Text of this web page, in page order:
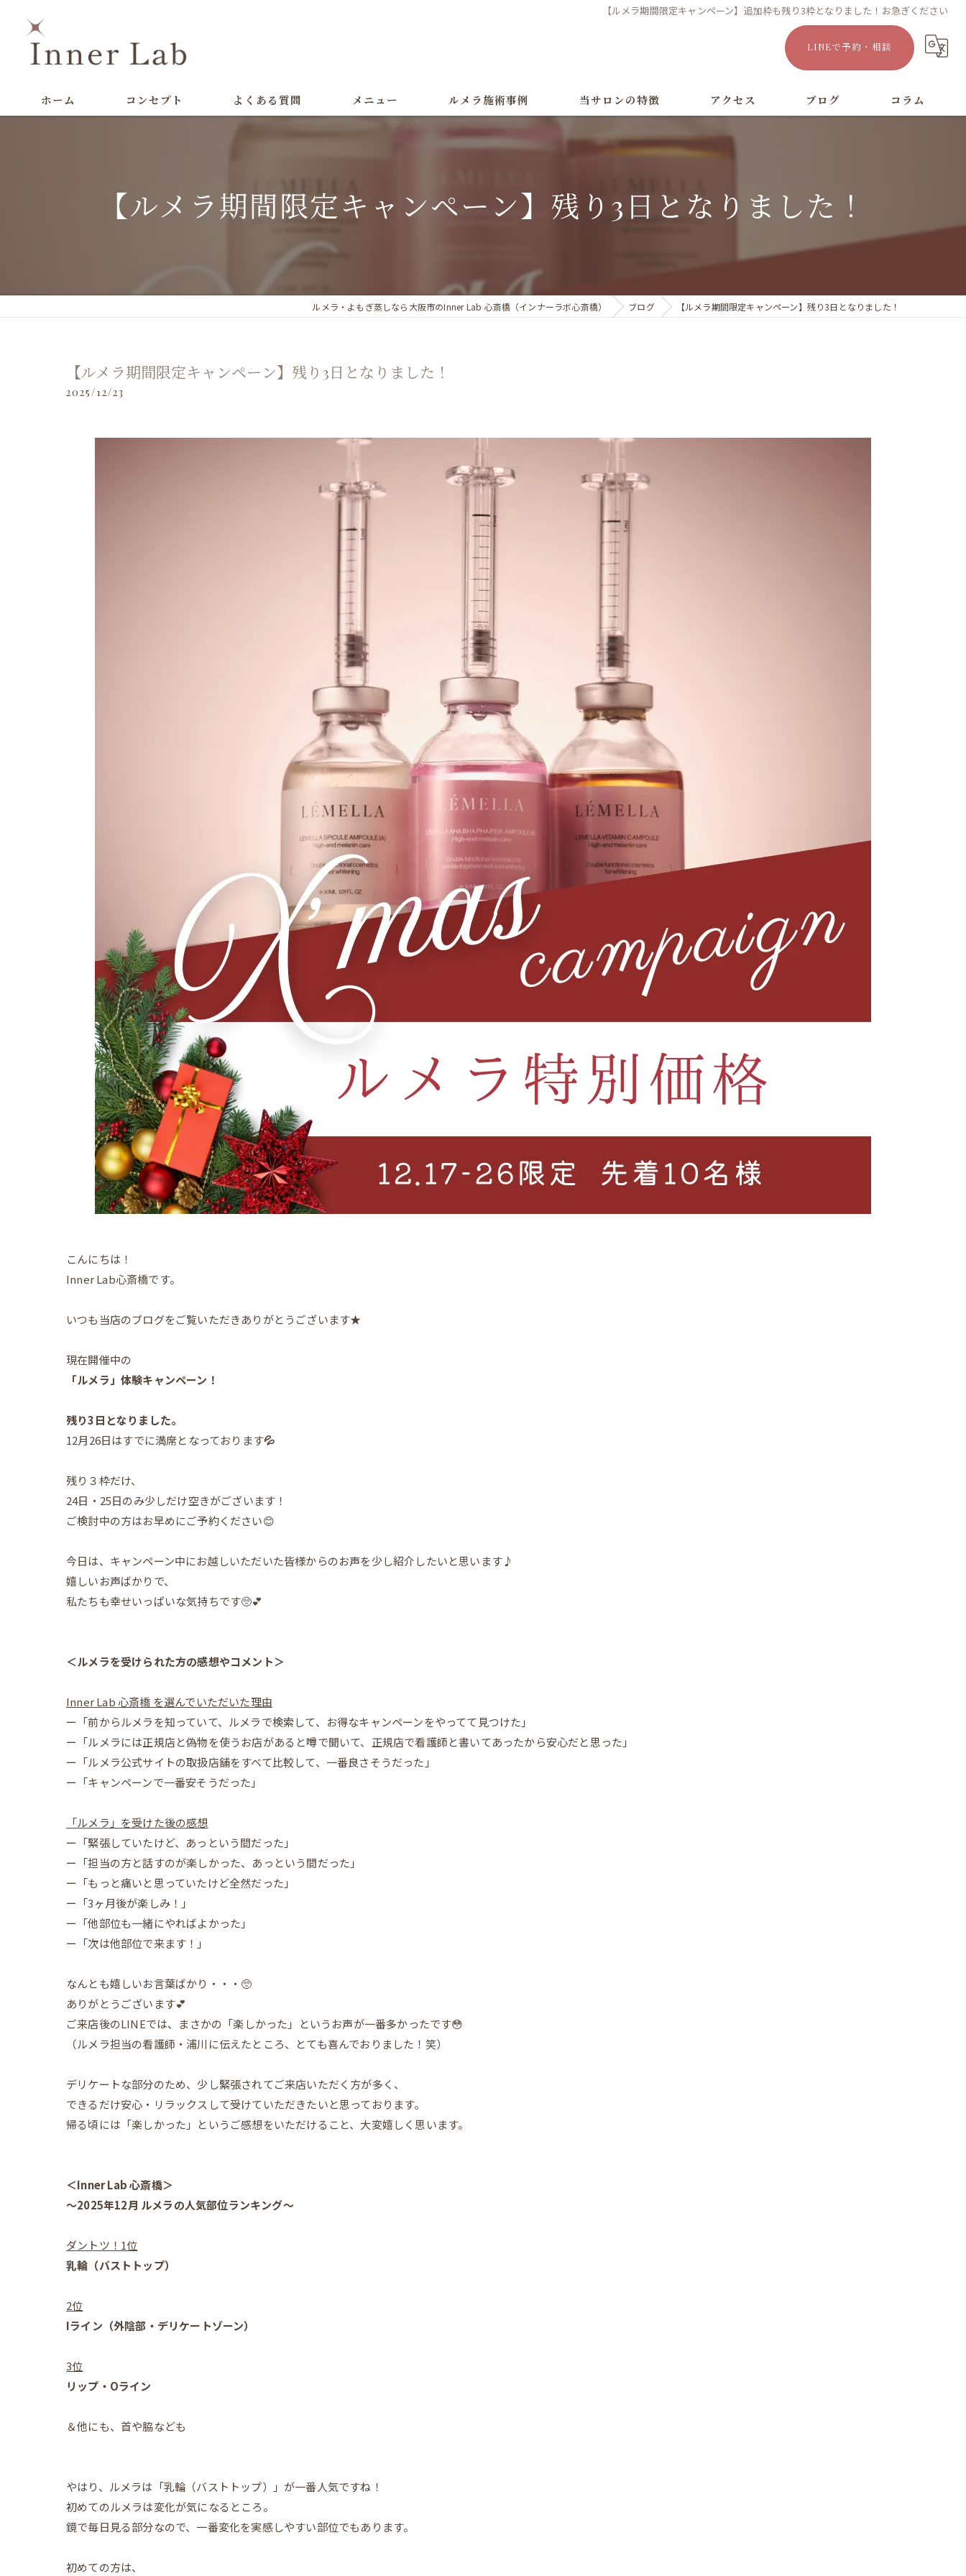
【ルメラ期間限定キャンペーン】追加枠も残り3枠となりました！お急ぎください
LINEで予約・相談
ホーム コンセプト よくある質問 メニュー ルメラ施術事例 当サロンの特徴
ルメラ
色素沈着
アクセス ブログ コラム
【ルメラ期間限定キャンペーン】残り3日となりました！
ルメラ・よもぎ蒸しなら大阪市のInner Lab 心斎橋（インナーラボ心斎橋） ブログ 【ルメラ期間限定キャンペーン】残り3日となりました！
【ルメラ期間限定キャンペーン】残り3日となりました！
2025/12/23
こんにちは！
Inner Lab心斎橋です。
いつも当店のブログをご覧いただきありがとうございます★
現在開催中の
「ルメラ」体験キャンペーン！
残り3日となりました。
12月26日はすでに満席となっております💦
残り３枠だけ、
24日・25日のみ少しだけ空きがございます！
ご検討中の方はお早めにご予約ください😊
今日は、キャンペーン中にお越しいただいた皆様からのお声を少し紹介したいと思います♪
嬉しいお声ばかりで、
私たちも幸せいっぱいな気持ちです🥺💕
＜ルメラを受けられた方の感想やコメント＞
Inner Lab 心斎橋 を選んでいただいた理由
ー「前からルメラを知っていて、ルメラで検索して、お得なキャンペーンをやってて見つけた」
ー「ルメラには正規店と偽物を使うお店があると噂で聞いて、正規店で看護師と書いてあったから安心だと思った」
ー「ルメラ公式サイトの取扱店舗をすべて比較して、一番良さそうだった」
ー「キャンペーンで一番安そうだった」
「ルメラ」を受けた後の感想
ー「緊張していたけど、あっという間だった」
ー「担当の方と話すのが楽しかった、あっという間だった」
ー「もっと痛いと思っていたけど全然だった」
ー「3ヶ月後が楽しみ！」
ー「他部位も一緒にやればよかった」
ー「次は他部位で来ます！」
なんとも嬉しいお言葉ばかり・・・🥺
ありがとうございます💕
ご来店後のLINEでは、まさかの「楽しかった」というお声が一番多かったです😳
（ルメラ担当の看護師・浦川に伝えたところ、とても喜んでおりました！笑）
デリケートな部分のため、少し緊張されてご来店いただく方が多く、
できるだけ安心・リラックスして受けていただきたいと思っております。
帰る頃には「楽しかった」というご感想をいただけること、大変嬉しく思います。
＜Inner Lab 心斎橋＞
〜2025年12月 ルメラの人気部位ランキング〜
ダントツ！1位
乳輪（バストトップ）
2位
Iライン（外陰部・デリケートゾーン）
3位
リップ・Oライン
＆他にも、首や脇なども
やはり、ルメラは「乳輪（バストトップ）」が一番人気ですね！
初めてのルメラは変化が気になるところ。
鏡で毎日見る部分なので、一番変化を実感しやすい部位でもあります。
初めての方は、